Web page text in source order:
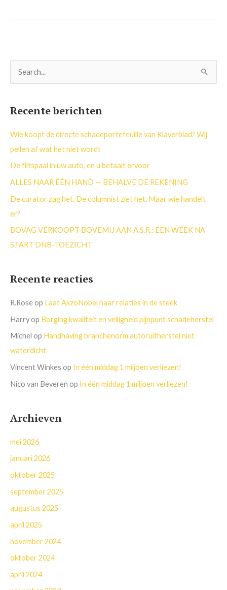
n
a
a
r
Recente berichten
Wie koopt de directe schadeportefeuille van Klaverblad? Wij
pellen af wat het niet wordt
De flitspaal in uw auto, en u betaalt ervoor
ALLES NAAR ÉÉN HAND — BEHALVE DE REKENING
De curator zag het. De columnist ziet het. Maar wie handelt
er?
BOVAG VERKOOPT BOVEMIJ AAN A.S.R.: EEN WEEK NA
START DNB-TOEZICHT
Recente reacties
R.Roseop Laat AkzoNobel haar relaties in de steek
Harryop Borging kwaliteit en veiligheid pijnpunt schadeherstel
Michel op Handhaving branchenorm autoruitherstel niet
waterdicht
Vincent Winkes op In één middag 1 miljoen verliezen!
Nico van Beveren op In één middag 1 miljoen verliezen!
Archieven
mei 2026
januari 2026
oktober 2025
september 2025
augustus 2025
april 2025
november 2024
oktober 2024
april 2024